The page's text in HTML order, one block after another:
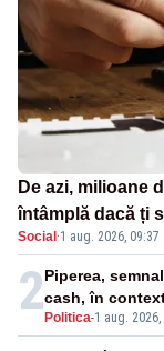
De azi, milioane
întâmplă dacă ți
Social ·1 aug. 2026, 09:37
2 Politica-1 aug. 2026,
Piperea,
cash, în